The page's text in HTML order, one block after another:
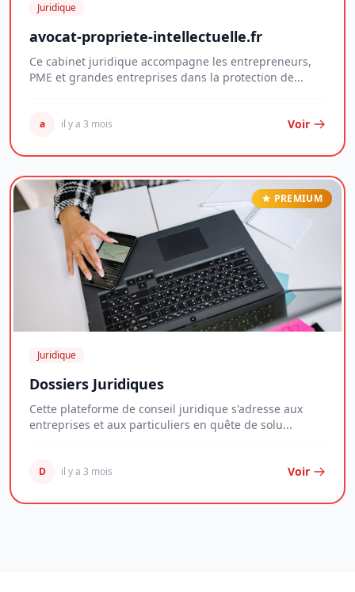
Juridique
avocat-propriete-intellectuelle.fr
Ce cabinet juridique accompagne les entrepreneurs,
PME et grandes entreprises dans la protection de...
a il y a 3 mois Voir
PREMIUM
Juridique
Dossiers Juridiques
Cette plateforme de conseil juridique s'adresse aux
entreprises et aux particuliers en quête de solu...
D il y a 3 mois Voir